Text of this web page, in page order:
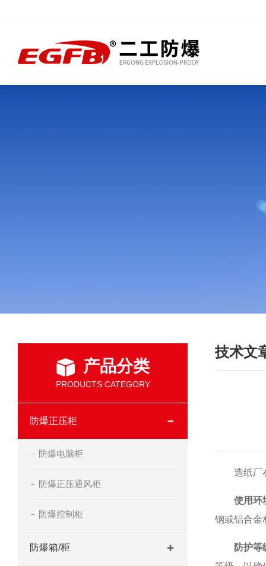
产品分类
PRODUCTS CATEGORY
防爆正压柜
防爆电脑柜
防爆正压通风柜
防爆控制柜
防爆箱/柜
技术文
造纸厂
使用环
钢或铝合金
防护等